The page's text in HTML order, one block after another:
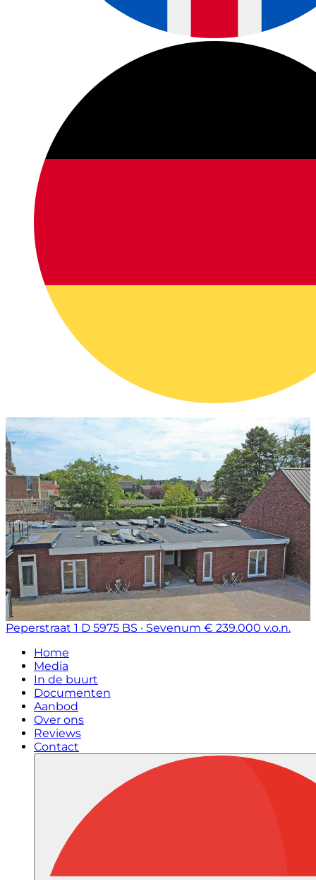
Peperstraat 1 D 5975 BS · Sevenum € 239.000 v.o.n.
Home
Media
In de buurt
Documenten
Aanbod
Over ons
Reviews
Contact